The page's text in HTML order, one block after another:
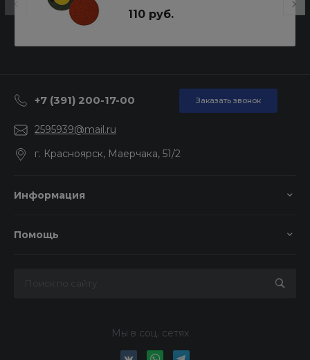
110 руб.
+7 (391) 200-17-00 Заказать звонок
2595939@mail.ru
г. Красноярск, Маерчака, 51/2
Информация
Помощь
Мы в соц. сетях